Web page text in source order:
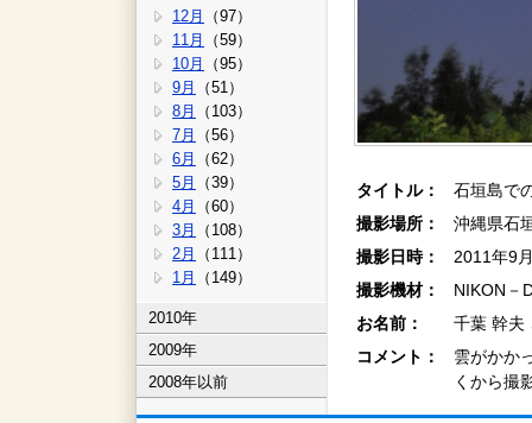
12月
（97）
11月
（59）
10月
（95）
9月
（51）
8月
（103）
7月
（56）
6月
（62）
5月
（39）
4月
（60）
3月
（108）
2月
（111）
1月
（149）
2010年
2009年
2008年以前
タイトル：
石垣島で
撮影場所：
沖縄県石
撮影日時：
2011年9
撮影機材：
NIKON－
お名前：
千葉 幹夫
コメント：
雲がかか
くから撮